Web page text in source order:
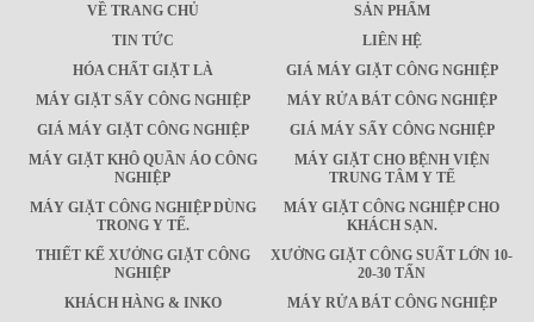
VỀ TRANG CHỦ
SẢN PHẨM
TIN TỨC
LIÊN HỆ
HÓA CHẤT GIẶT LÀ
GIÁ MÁY GIẶT CÔNG NGHIỆP
MÁY GIẶT SẤY CÔNG NGHIỆP
MÁY RỬA BÁT CÔNG NGHIỆP
GIÁ MÁY GIẶT CÔNG NGHIỆP
GIÁ MÁY SẤY CÔNG NGHIỆP
MÁY GIẶT KHÔ QUẦN ÁO CÔNG
NGHIỆP
MÁY GIẶT CHO BỆNH VIỆN
TRUNG TÂM Y TẾ
MÁY GIẶT CÔNG NGHIỆP DÙNG
TRONG Y TẾ.
MÁY GIẶT CÔNG NGHIỆP CHO
KHÁCH SẠN.
THIẾT KẾ XƯỞNG GIẶT CÔNG
NGHIỆP
XƯỞNG GIẶT CÔNG SUẤT LỚN 10-
20-30 TẤN
KHÁCH HÀNG & INKO
MÁY RỬA BÁT CÔNG NGHIỆP